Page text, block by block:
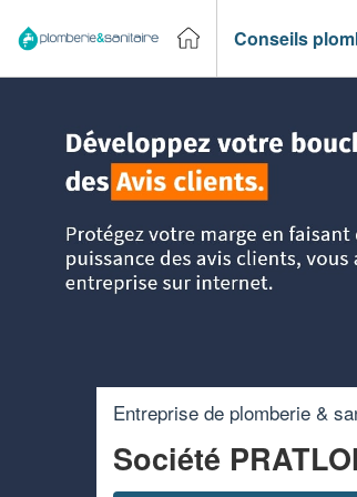
Conseils
Entreprise de plomberie &
Société